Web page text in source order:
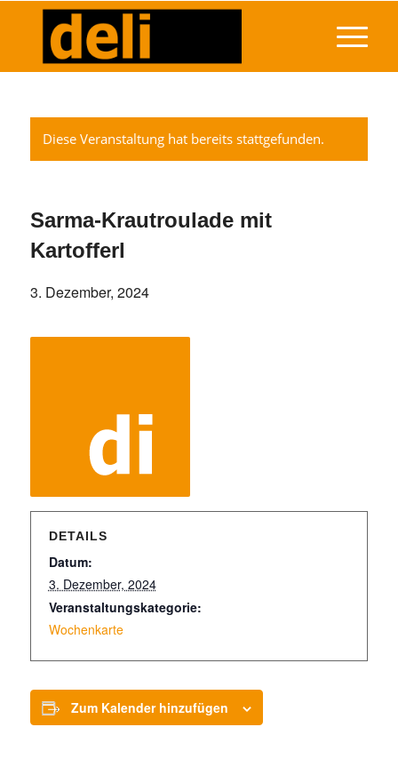
Diese Veranstaltung hat bereits stattgefunden.
Sarma-Krautroulade mit
Kartofferl
3. Dezember, 2024
DETAILS
Datum:
3. Dezember, 2024
Veranstaltungskategorie:
Wochenkarte
Zum Kalender hinzufügen